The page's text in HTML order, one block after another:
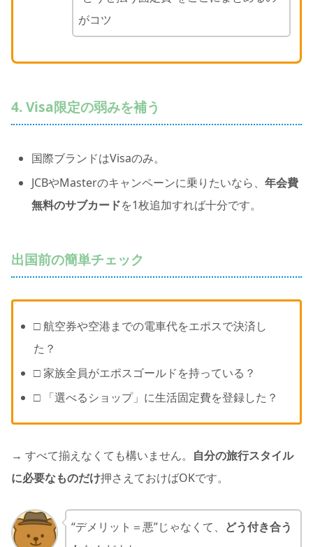
がコツ
4. Visa限定の弱みを補う
国際ブランドはVisaのみ。
JCBやMasterのキャンペーンに乗りたいなら、年会費
無料のサブカードを1枚追加すれば十分です。
出国前の簡単チェック
□ 航空券や空港までの電車代をエポスで決済し
た？
□ 家族全員がエポスゴールドを持っている？
□ 「選べるショップ」に生活固定費を登録した？
→ すべて揃えなくても構いません。 自分の旅行スタイル
に必要なものだけ押さえておけばOKです。
“デメリット＝悪”じゃなくて、
どう付き合う